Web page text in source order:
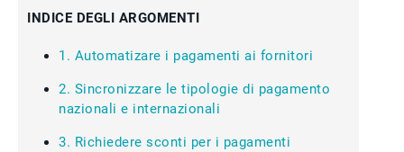
INDICE DEGLI ARGOMENTI
1. Automatizare i pagamenti ai fornitori
2. Sincronizzare le tipologie di pagamento
nazionali e internazionali
3. Richiedere sconti per i pagamenti